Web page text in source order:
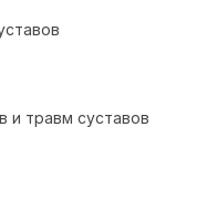
и травм суставов